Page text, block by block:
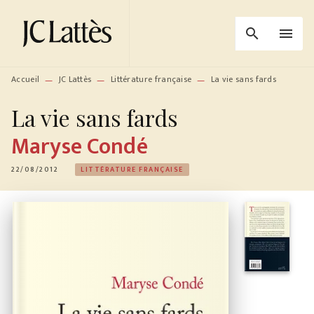
MENU RECHERCHE
PIED DE PAGE
search menu
Accueil — JC Lattès — Littérature française — La vie sans fards
La vie sans fards
Maryse Condé
22/08/2012 LITTÉRATURE FRANÇAISE